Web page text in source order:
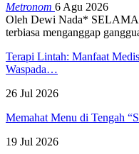
Metronom 6 Agu 2026
Oleh Dewi Nada* SELAMA
terbiasa menganggap
Terapi Lintah: Manfaat
Waspada…
26 Jul 2026
Memahat Menu di Tengah
19 Jul 2026